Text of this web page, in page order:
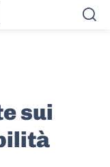
sui